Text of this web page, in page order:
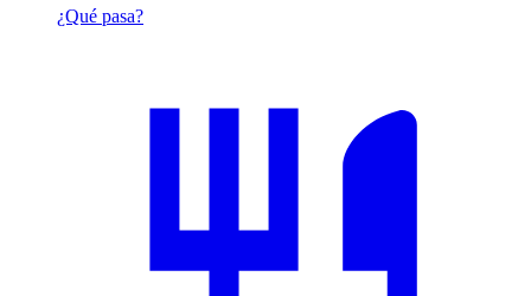
¿Qué pasa?